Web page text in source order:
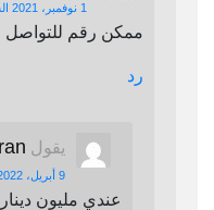
1 نوفمبر، 2021 الساعة 12:28 م
ممكن رقم للتواصل
رد
يقول
9 أبريل، 2022 الساعة 9:48 ص
عندي مليون